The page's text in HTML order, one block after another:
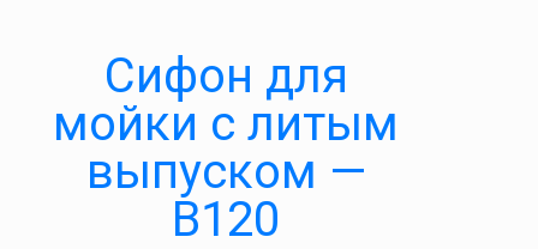
Cифон для
мойки с литым
выпуском —
В120